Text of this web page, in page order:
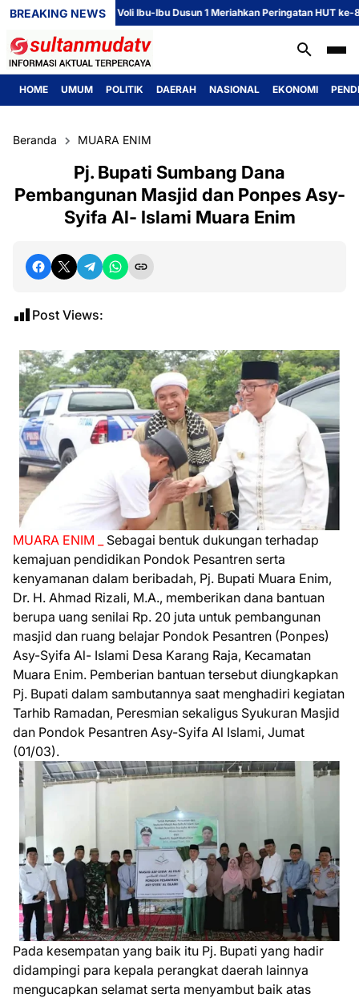
BREAKING NEWS
Perlombaan Voli Ibu-Ibu Dusun 1 Meriahkan Peringatan HUT ke-81
HOME UMUM POLITIK DAERAH NASIONAL EKONOMI
Beranda MUARA ENIM
Pj. Bupati Sumbang Dana
Pembangunan Masjid dan Ponpes Asy-
Syifa Al- Islami Muara Enim
Post Views:
MUARA ENIM _ Sebagai bentuk dukungan terhadap
kemajuan pendidikan Pondok Pesantren serta
kenyamanan dalam beribadah, Pj. Bupati Muara Enim,
Dr. H. Ahmad Rizali, M.A., memberikan dana bantuan
berupa uang senilai Rp. 20 juta untuk pembangunan
masjid dan ruang belajar Pondok Pesantren (Ponpes)
Asy-Syifa Al- Islami Desa Karang Raja, Kecamatan
Muara Enim. Pemberian bantuan tersebut diungkapkan
Pj. Bupati dalam sambutannya saat menghadiri kegiatan
Tarhib Ramadan, Peresmian sekaligus Syukuran Masjid
dan Pondok Pesantren Asy-Syifa Al Islami, Jumat
(01/03).
Pada kesempatan yang baik itu Pj. Bupati yang hadir
didampingi para kepala perangkat daerah lainnya
mengucapkan selamat serta menyambut baik atas